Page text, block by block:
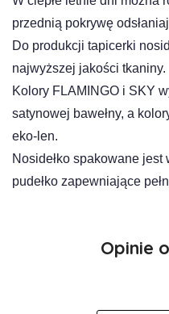
przednią pokrywę
Do produkcji tapicerki
najwyższej jakości tkaniny.
Kolory FLAMINGO i SKY
satynowej bawełny, a
eko-len.
Nosidełko spakowane
pudełko zapewniające
Opinie